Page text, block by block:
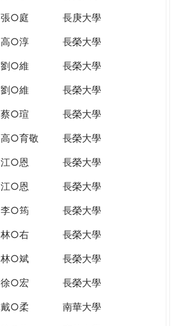
張○庭
長庚大學
高○淳
長榮大學
劉○維
長榮大學
劉○維
長榮大學
蔡○瑄
長榮大學
高○育敬
長榮大學
江○恩
長榮大學
江○恩
長榮大學
李○筠
長榮大學
林○右
長榮大學
林○斌
長榮大學
徐○宏
長榮大學
戴○柔
南華大學